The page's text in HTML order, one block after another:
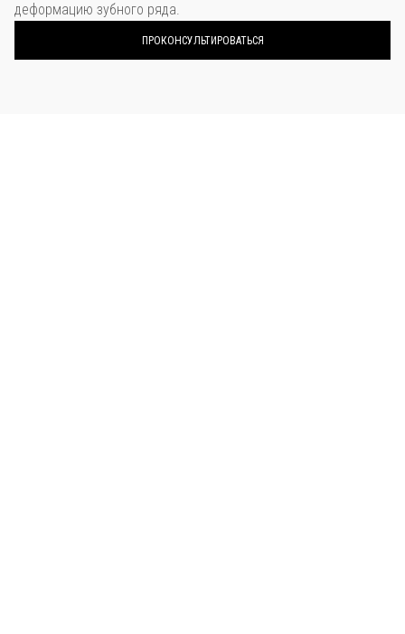
деформацию зубного ряда.
ПРОКОНСУЛЬТИРОВАТЬСЯ